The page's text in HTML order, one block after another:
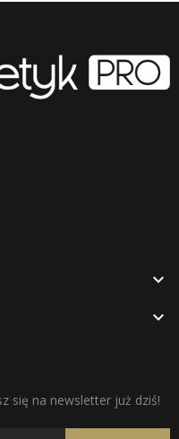


się na newsletter już dziś!